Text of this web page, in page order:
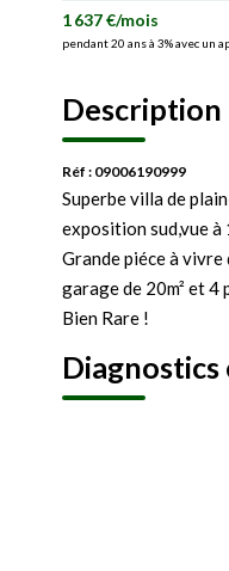
1 637 €/mois
pendant 20 ans à 3% avec un
Description
Réf : 09006190999
Superbe villa de
exposition sud,vue à
Grande piéce à vivre
garage de 20m² et 4
Bien Rare !